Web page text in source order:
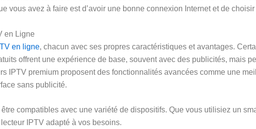
vous avez à faire est d’avoir une bonne connexion Internet et de
en Ligne
en ligne, chacun avec ses propres caractéristiques et avantages.
offrent une expérience de base, souvent avec des publicités, mais
IPTV premium proposent des fonctionnalités avancées comme une
sans publicité.
compatibles avec une variété de dispositifs. Que vous utilisiez un
IPTV adapté à vos besoins.